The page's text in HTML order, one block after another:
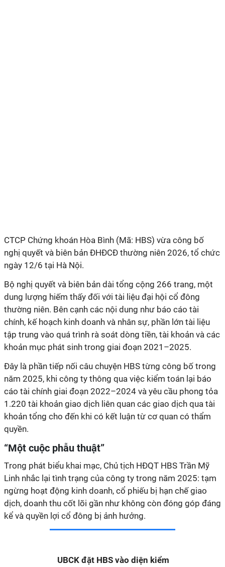
CTCP Chứng khoán Hòa Bình (Mã: HBS) vừa công bố
nghị quyết và biên bản ĐHĐCĐ thường niên 2026, tổ chức
ngày 12/6 tại Hà Nội.
Bộ nghị quyết và biên bản dài tổng cộng 266 trang, một
dung lượng hiếm thấy đối với tài liệu đại hội cổ đông
thường niên. Bên cạnh các nội dung như báo cáo tài
chính, kế hoạch kinh doanh và nhân sự, phần lớn tài liệu
tập trung vào quá trình rà soát dòng tiền, tài khoản và các
khoản mục phát sinh trong giai đoạn 2021–2025.
Đây là phần tiếp nối câu chuyện HBS từng công bố trong
năm 2025, khi công ty thông qua việc kiểm toán lại báo
cáo tài chính giai đoạn 2022–2024 và yêu cầu phong tỏa
1.220 tài khoản giao dịch liên quan các giao dịch qua tài
khoản tổng cho đến khi có kết luận từ cơ quan có thẩm
quyền.
“Một cuộc phẫu thuật”
Trong phát biểu khai mạc, Chủ tịch HĐQT HBS Trần Mỹ
Linh nhắc lại tình trạng của công ty trong năm 2025: tạm
ngừng hoạt động kinh doanh, cổ phiếu bị hạn chế giao
dịch, doanh thu cốt lõi gần như không còn đóng góp đáng
kể và quyền lợi cổ đông bị ảnh hưởng.
UBCK đặt HBS vào diện kiểm